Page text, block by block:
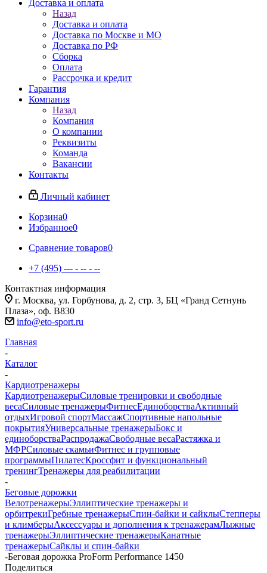
Доставка и оплата
Назад
Доставка и оплата
Доставка по Москве и МО
Доставка по РФ
Сборка
Оплата
Рассрочка и кредит
Гарантия
Компания
Назад
Компания
О компании
Реквизиты
Команда
Вакансии
Контакты
Личный кабинет
Корзина0
Избранное0
Сравнение товаров0
+7 (495) --- - -- - --
Контактная информация
г. Москва, ул. Горбунова, д. 2, стр. 3, БЦ «Гранд Сетнунь
Плаза», оф. В830
info@eto-sport.ru
Главная
-
Каталог
-
Кардиотренажеры
КардиотренажерыСиловые тренировки и свободные
весаСиловые тренажерыФитнесЕдиноборстваАктивный
отдыхИгровой спортМассажСпортивные напольные
покрытияУниверсальные тренажерыБокс и
единоборстваРаспродажаСвободные весаРастяжка и
МФРСиловые скамьиФитнес и групповые
программыПилатесКроссфит и функциональный
тренингТренажеры для реабилитации
-
Беговые дорожки
ВелотренажерыЭллиптические тренажеры и
орбитрекиГребные тренажерыСпин-байки и сайклыСтепперы
и климберыАксессуары и дополнения к тренажерамЛыжные
тренажерыЭллиптические тренажерыКанатные
тренажерыСайклы и спин-байки
-Беговая дорожка ProForm Performance 1450
Поделиться